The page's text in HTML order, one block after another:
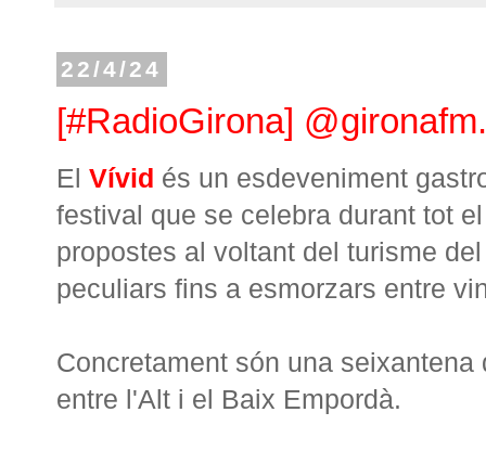
22/4/24
[#RadioGirona]
El Vívid és un esdeveniment
festival que se celebra durant tot
propostes al voltant del turisme
peculiars fins a esmorzars entre
Concretament són una
entre l'Alt i el Baix Empordà.